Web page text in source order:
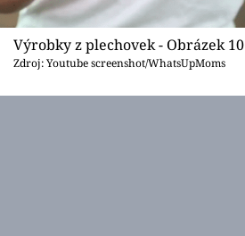
Výrobky z plechovek - Obrázek 10
Zdroj: Youtube screenshot/WhatsUpMoms